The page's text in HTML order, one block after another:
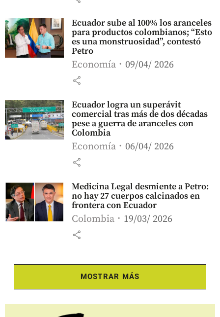
Ecuador sube al 100% los aranceles
para productos colombianos; “Esto
es una monstruosidad”, contestó
Petro
Economía 09/04/ 2026
share
Ecuador logra un superávit
comercial tras más de dos décadas
pese a guerra de aranceles con
Colombia
Economía 06/04/ 2026
share
Medicina Legal desmiente a Petro:
no hay 27 cuerpos calcinados en
frontera con Ecuador
Colombia 19/03/ 2026
share
MOSTRAR MÁS